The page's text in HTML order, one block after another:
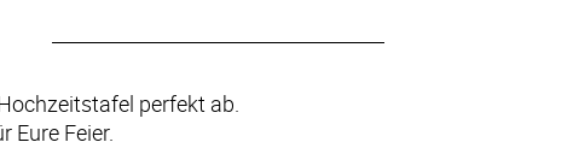
perfekt ab.
Eure Feier.